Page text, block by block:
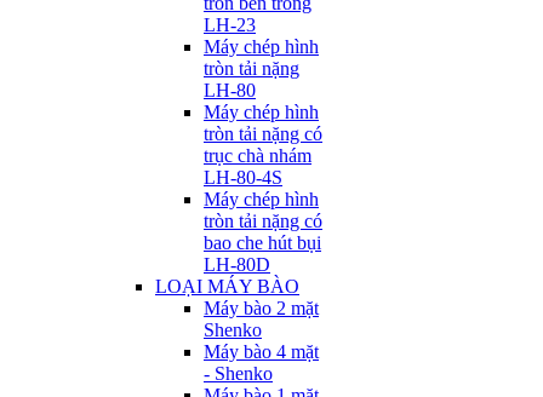
LH-23
Máy chép hình
tròn tải nặng
LH-80
Máy chép hình
tròn tải nặng có
trục chà nhám
LH-80-4S
Máy chép hình
tròn tải nặng có
bao che hút bụi
LH-80D
LOẠI MÁY BÀO
Máy bào 2 mặt
Shenko
Máy bào 4 mặt
- Shenko